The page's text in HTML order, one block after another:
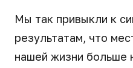
Мы так привыкли к
результатам, что
нашей жизни больше